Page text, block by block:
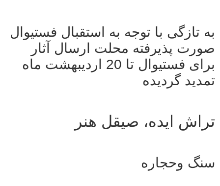
به تازگی با توجه به استقبال فستیوال
صورت پذیرفته محلت ارسال آثار
برای فستیوال تا 20 اردیبهشت ماه
تمدید گردیده
تراش ایده، صیقل هنر
سنگ وحجاره